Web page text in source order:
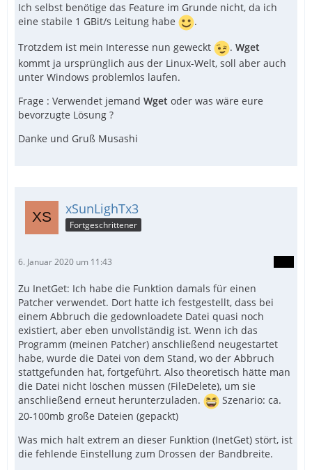
Ich selbst benötige das Feature im Grunde nicht, da ich
eine stabile 1 GBit/s Leitung habe
.
Trotzdem ist mein Interesse nun geweckt
. Wget
kommt ja ursprünglich aus der Linux-Welt, soll aber auch
unter Windows problemlos laufen.
Frage : Verwendet jemand Wget oder was wäre eure
bevorzugte Lösung ?
Danke und Gruß Musashi
xSunLighTx3
Fortgeschrittener
6. Januar 2020 um 11:43
Zu InetGet: Ich habe die Funktion damals für einen
Patcher verwendet. Dort hatte ich festgestellt, dass bei
einem Abbruch die gedownloadete Datei quasi noch
existiert, aber eben unvollständig ist. Wenn ich das
Programm (meinen Patcher) anschließend neugestartet
habe, wurde die Datei von dem Stand, wo der Abbruch
stattgefunden hat, fortgeführt. Also theoretisch hätte man
die Datei nicht löschen müssen (FileDelete), um sie
anschließend erneut herunterzuladen.
Szenario: ca.
20-100mb große Dateien (gepackt)
Was mich halt extrem an dieser Funktion (InetGet) stört, ist
die fehlende Einstellung zum Drossen der Bandbreite.